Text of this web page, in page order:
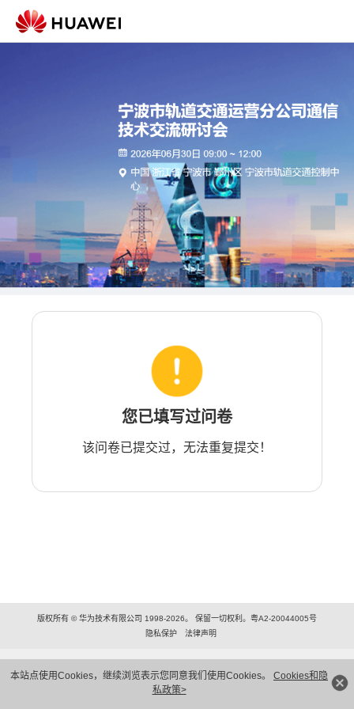
本站点使用Cookies，继续浏览表示您同意我们使用Cookies。 Cookies和隐
私政策>
您已填写过问卷
该问卷已提交过，无法重复提交！
版权所有 © 华为技术有限公司 1998-2026。 保留一切权利。粤A2-20044005号
隐私保护
法律声明